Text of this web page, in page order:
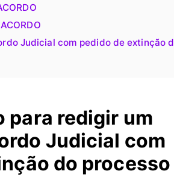
Judicial com pedido de extinção
para redigir um
Judicial com
do